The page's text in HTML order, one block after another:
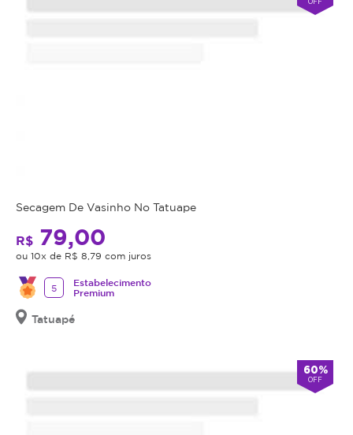
Secagem De Vasinho No Tatuape
R$ 79,00
ou 10x de R$ 8,79 com juros
5
Estabelecimento
Premium
Tatuapé
60%
OFF